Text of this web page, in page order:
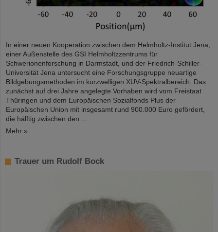
In einer neuen Kooperation zwischen dem Helmholtz-Institut Jena,
einer Außenstelle des GSI Helmholtzzentrums für
Schwerionenforschung in Darmstadt, und der Friedrich-Schiller-
Universität Jena untersucht eine Forschungsgruppe neuartige
Bildgebungsmethoden im kurzwelligen XUV-Spektralbereich. Das
zunächst auf drei Jahre angelegte Vorhaben wird vom Freistaat
Thüringen und dem Europäischen Sozialfonds Plus der
Europäischen Union mit insgesamt rund 900.000 Euro gefördert,
die hälftig zwischen den ...
Mehr »
Trauer um Rudolf Bock